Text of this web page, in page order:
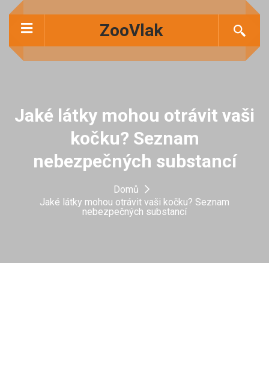
ZooVlak
Jaké látky mohou otrávit vaši
kočku? Seznam
nebezpečných substancí
Domů
Jaké látky mohou otrávit vaši kočku? Seznam
nebezpečných substancí